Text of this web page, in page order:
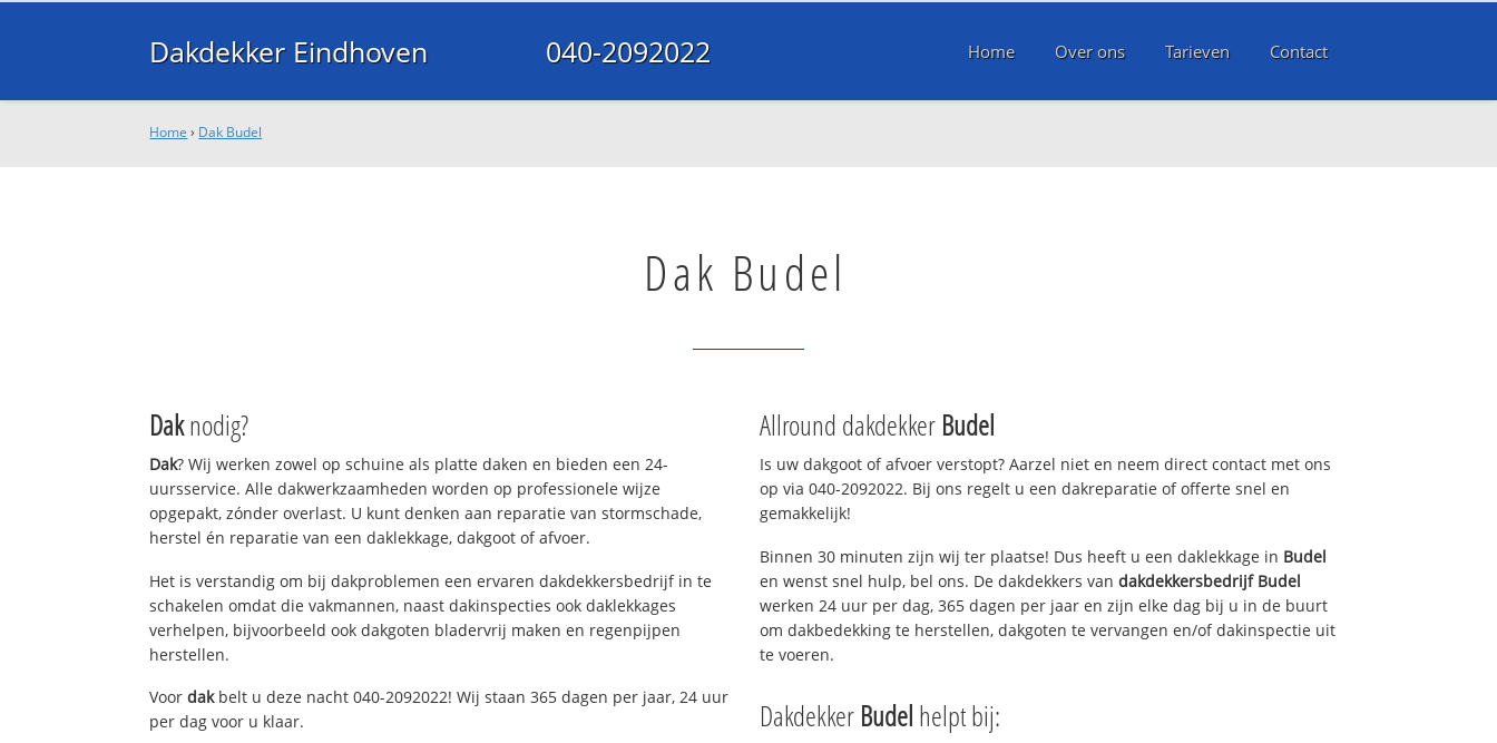
Dakdekker Eindhoven 040-2092022 Home Over ons Tarieven Contact
Home › Dak Budel
Dak Budel
Daknodig?
Dak? Wij werken zowel op schuine als platte daken en bieden een 24-
uursservice. Alle dakwerkzaamheden worden op professionele wijze
opgepakt, zónder overlast. U kunt denken aan reparatie van stormschade,
herstel én reparatie van een daklekkage, dakgoot of afvoer.
Het is verstandig om bij dakproblemen een ervaren dakdekkersbedrijf in te
schakelen omdat die vakmannen, naast dakinspecties ook daklekkages
verhelpen, bijvoorbeeld ook dakgoten bladervrij maken en regenpijpen
herstellen.
Voordakbelt u deze nacht 040-2092022! Wij staan 365 dagen per jaar, 24 uur
per dag voor u klaar.
Allround dakdekker Budel
Is uw dakgoot of afvoer verstopt? Aarzel niet en neem direct contact met ons
op via 040-2092022. Bij ons regelt u een dakreparatie of offerte snel en
gemakkelijk!
Binnen 30 minuten zijn wij ter plaatse! Dus heeft u een daklekkage in Budel
en wenst snel hulp, bel ons. De dakdekkers van dakdekkersbedrijf Budel
werken 24 uur per dag, 365 dagen per jaar en zijn elke dag bij u in de buurt
om dakbedekking te herstellen, dakgoten te vervangen en/of dakinspectie uit
te voeren.
Dakdekker Budel helpt bij: